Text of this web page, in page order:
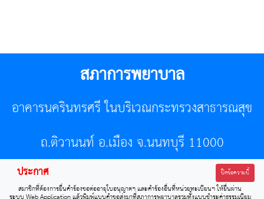
สภาการพยาบาล
อาคารนครินทรศรี ในบริเวณกระทรวงสาธารณสุข
ถ.ติวานนท์ อ.เมือง จ.นนทบุรี 11000
โทรศัพท์ 02-596-7500 โทรสาร 0-2589-7121 E-mail :
ประกาศ ปิดข้อความนี้
สมาชิกที่ต้องการยื่นคำร้องขอต่ออายุใบอนุญาตฯ และคำร้องอื่นที่หน่วยทะเบียนฯ ให้ยื่นผ่าน